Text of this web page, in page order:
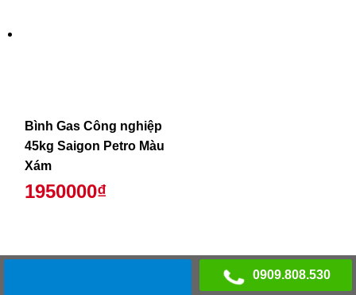
Bình Gas Công nghiệp
45kg Saigon Petro Màu
Xám
1950000₫
0909.808.530